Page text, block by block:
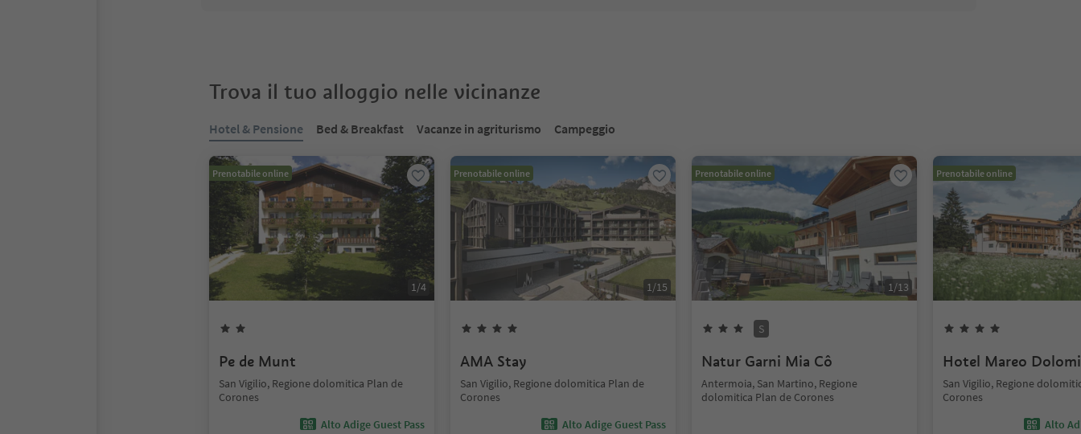
Trova il tuo alloggio nelle vicinanze
Hotel & Pensione Bed & Breakfast Vacanze in agriturismo Campeggio
Prenotabile online
1/4
Pe de Munt
San Vigilio, Regione dolomitica Plan de
Corones
Alto Adige Guest Pass
Prenotabile online
1/15
AMA Stay
San Vigilio, Regione dolomitica Plan de
Corones
Alto Adige Guest Pass
Prenotabile online
1/13
S
Natur Garni Mia Cô
Antermoia, San Martino, Regione
dolomitica Plan de Corones
Prenotabile online
Hotel Mareo
San Vigilio, Regione
Corones
Alto